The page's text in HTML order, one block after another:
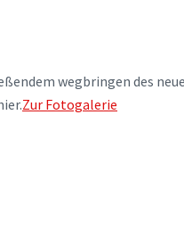
wegbringen des
Zur Fotogalerie